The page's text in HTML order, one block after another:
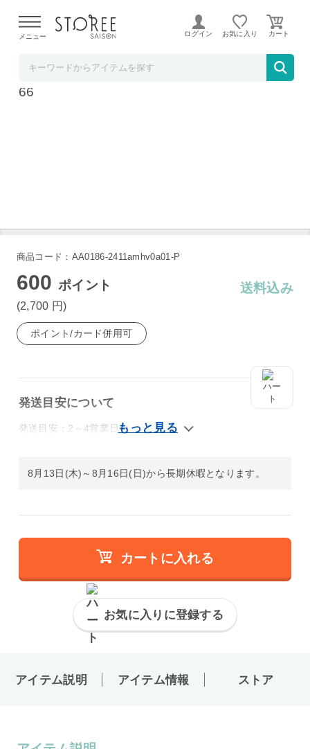
よる配送遅延が発生しております。
メニュー ログイン お気に入り
タバタ 三角先生 Fit GV-0366 練習器具 GV03
66
商品コード：AA0186-2411amhv0a01-P
600ポイント
(2,700 円)
送料込み
ポイント/カード併用可
発送目安について
発送目安：2～4営業日内
8月13日(木)～8月16日(日)から長期休暇となります。
カートに入れる
お気に入りに登録する
アイテム説明 アイテム情報 ストア